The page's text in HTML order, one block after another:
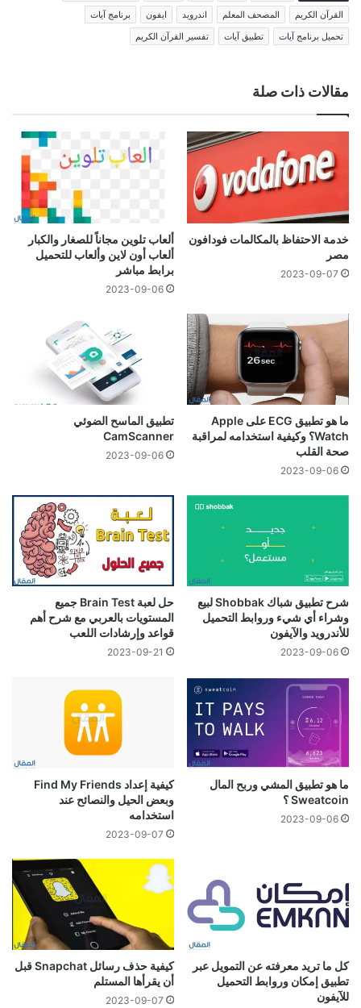
القرآن الكريم
المصحف المعلم اندرويد ايفون
برنامج آيات
تحميل برنامج آيات
تطبيق آيات تفسير القرآن الكريم
مقالات ذات صلة
خدمة الاحتفاظ بالمكالمات فودافون
مصر
2023-09-07
ألعاب تلوين مجاناً للصغار والكبار
ألعاب أون لاين وألعاب للتحميل
برابط مباشر
2023-09-06
ما هو تطبيق ECG على Apple
Watch؟ وكيفية استخدامه لمراقبة
صحة القلب
2023-09-06
تطبيق الماسح الضوئي
CamScanner
2023-09-06
شرح تطبيق شباك Shobbak لبيع
وشراء أي شيء وروابط التحميل
للأندرويد والآيفون
2023-09-06
حل لعبة Brain Test جميع
المستويات بالعربي مع شرح أهم
قواعد وإرشادات اللعب
2023-09-21
ما هو تطبيق المشي وربح المال
Sweatcoin ؟
2023-09-06
كيفية إعداد Find My Friends
وبعض الحيل والنصائح عند
استخدامه
2023-09-07
كل ما تريد معرفته عن التمويل عبر
تطبيق إمكان وروابط التحميل
للآيفون
كيفية حذف رسائل Snapchat قبل
أن يقرأها المستلم
2023-09-07